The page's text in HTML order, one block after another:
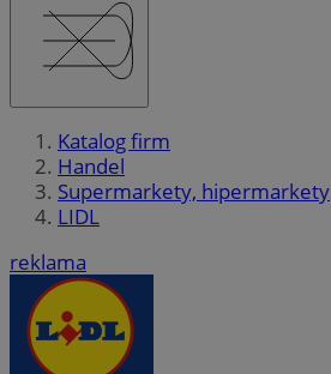
Katalog firm
Handel
Supermarkety, hipermarkety
LIDL
reklama